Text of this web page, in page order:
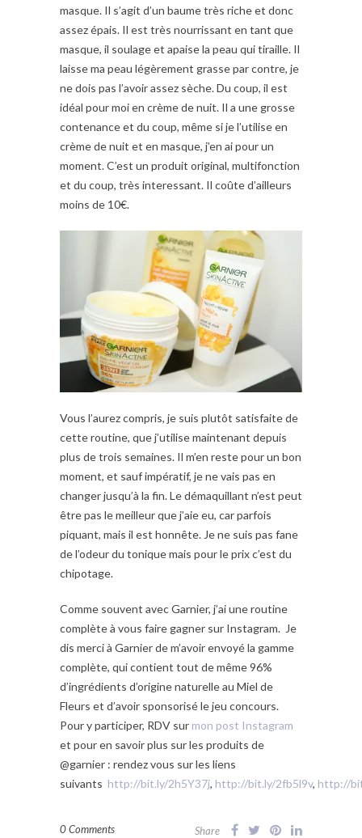
masque. Il s’agit d’un baume très riche et donc
assez épais. Il est très nourrissant en tant que
masque, il soulage et apaise la peau qui tiraille. Il
laisse ma peau légèrement grasse par contre, je
ne dois pas l’avoir assez sèche. Du coup, il est
idéal pour moi en crème de nuit. Il a une grosse
contenance et du coup, même si je l’utilise en
crème de nuit et en masque, j’en ai pour un
moment. C’est un produit original, multifonction
et du coup, très interessant. Il coûte d’ailleurs
moins de 10€.
Vous l’aurez compris, je suis plutôt satisfaite de
cette routine, que j’utilise maintenant depuis
plus de trois semaines. Il m’en reste pour un bon
moment, et sauf impératif, je ne vais pas en
changer jusqu’à la fin. Le démaquillant n’est peut
être pas le meilleur que j’aie eu, car parfois
piquant, mais il est honnête. Je ne suis pas fane
de l’odeur du tonique mais pour le prix c’est du
chipotage.
Comme souvent avec Garnier, j’ai une routine
complète à vous faire gagner sur Instagram. Je
dis merci à Garnier de m’avoir envoyé la gamme
complète, qui contient tout de même 96%
d’ingrédients d’origine naturelle au Miel de
Fleurs et d’avoir sponsorisé le jeu concours.
Pour y participer, RDV sur mon post Instagram
et pour en savoir plus sur les produits de
@garnier : rendez vous sur les liens
suivants http://bit.ly/2h5Y37j, http://bit.ly/2fb5l9v, http://
0 Comments Share